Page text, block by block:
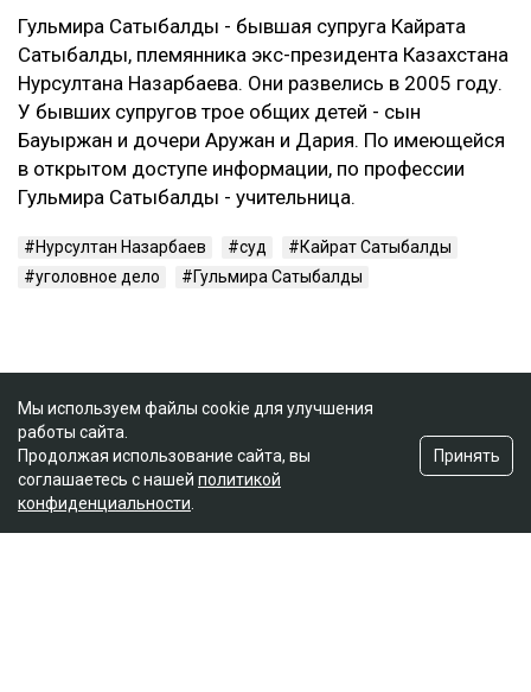
Гульмира Сатыбалды - бывшая супруга Кайрата
Сатыбалды, племянника экс-президента Казахстана
Нурсултана Назарбаева. Они развелись в 2005 году.
У бывших супругов трое общих детей - сын
Бауыржан и дочери Аружан и Дария. По имеющейся
в открытом доступе информации, по профессии
Гульмира Сатыбалды - учительница.
Нурсултан Назарбаев суд
Кайрат Сатыбалды
уголовное дело
Гульмира Сатыбалды
Мы используем файлы cookie для улучшения
работы сайта.
Продолжая использование сайта, вы
соглашаетесь с нашей политикой
конфиденциальности
Принять